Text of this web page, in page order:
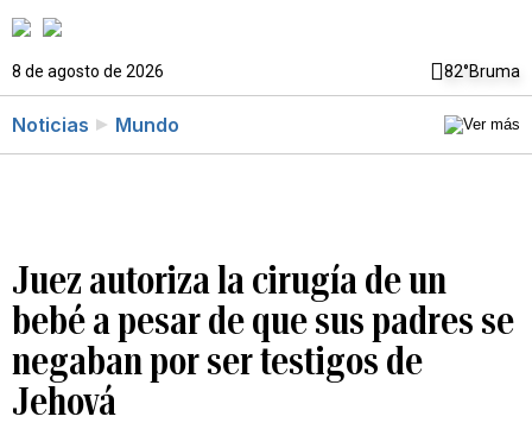
8 de agosto de 2026 82°Bruma
Noticias Mundo
Juez autoriza la cirugía de un
bebé a pesar de que sus padres se
negaban por ser testigos de
Jehová